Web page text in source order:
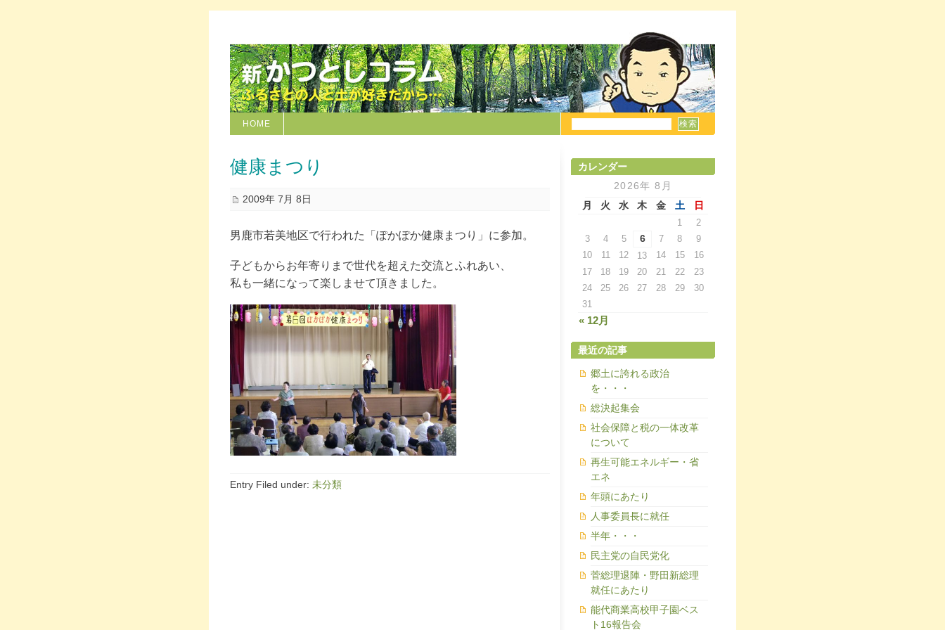
HOME
健康まつり
2009年 7月 8日
男鹿市若美地区で行われた「ぽかぽか健康まつり」に参加。
子どもからお年寄りまで世代を超えた交流とふれあい、
私も一緒になって楽しませて頂きました。
Entry Filed under: 未分類
カレンダー
2026年 8月
月
火 水 木 金 土 日
« 12月
1
2
3
4 5 6 7 8
9
10
11 12 13 14 15
16
17
18 19 20 21 22
23
24
25 26 27 28 29
30
31
最近の記事
郷土に誇れる政治
を・・・
総決起集会
社会保障と税の一体改革
について
再生可能エネルギー・省
エネ
年頭にあたり
人事委員長に就任
半年・・・
民主党の自民党化
菅総理退陣・野田新総理
就任にあたり
能代商業高校甲子園ベス
ト16報告会